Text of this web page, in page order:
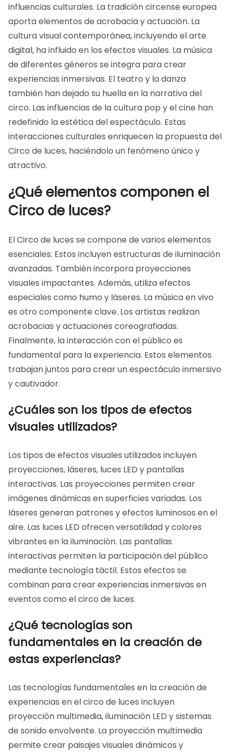
influencias culturales. La tradición circense europea
aporta elementos de acrobacia y actuación. La
cultura visual contemporánea, incluyendo el arte
digital, ha influido en los efectos visuales. La música
de diferentes géneros se integra para crear
experiencias inmersivas. El teatro y la danza
también han dejado su huella en la narrativa del
circo. Las influencias de la cultura pop y el cine han
redefinido la estética del espectáculo. Estas
interacciones culturales enriquecen la propuesta del
Circo de luces, haciéndolo un fenómeno único y
atractivo.
¿Qué elementos componen el
Circo de luces?
El Circo de luces se compone de varios elementos
esenciales. Estos incluyen estructuras de iluminación
avanzadas. También incorpora proyecciones
visuales impactantes. Además, utiliza efectos
especiales como humo y láseres. La música en vivo
es otro componente clave. Los artistas realizan
acrobacias y actuaciones coreografiadas.
Finalmente, la interacción con el público es
fundamental para la experiencia. Estos elementos
trabajan juntos para crear un espectáculo inmersivo
y cautivador.
¿Cuáles son los tipos de efectos
visuales utilizados?
Los tipos de efectos visuales utilizados incluyen
proyecciones, láseres, luces LED y pantallas
interactivas. Las proyecciones permiten crear
imágenes dinámicas en superficies variadas. Los
láseres generan patrones y efectos luminosos en el
aire. Las luces LED ofrecen versatilidad y colores
vibrantes en la iluminación. Las pantallas
interactivas permiten la participación del público
mediante tecnología táctil. Estos efectos se
combinan para crear experiencias inmersivas en
eventos como el circo de luces.
¿Qué tecnologías son
fundamentales en la creación de
estas experiencias?
Las tecnologías fundamentales en la creación de
experiencias en el circo de luces incluyen
proyección multimedia, iluminación LED y sistemas
de sonido envolvente. La proyección multimedia
permite crear paisajes visuales dinámicos y